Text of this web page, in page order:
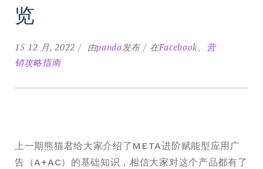
览
15 12 月, 2022 由panda发布 在Facebook、
营
销攻略指南
上一期熊猫君给大家介绍了META进阶赋能型应用广
告（A+AC）的基础知识，相信大家对这个产品都有了